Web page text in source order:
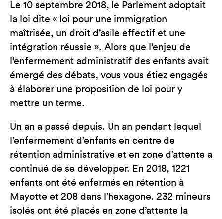
Le 10 septembre 2018, le Parlement adoptait
la loi dite « loi pour une immigration
maîtrisée, un droit d’asile effectif et une
intégration réussie ». Alors que l’enjeu de
l’enfermement administratif des enfants avait
émergé des débats, vous vous étiez engagés
à élaborer une proposition de loi pour y
mettre un terme.
Un an a passé depuis. Un an pendant lequel
l’enfermement d’enfants en centre de
rétention administrative et en zone d’attente a
continué de se développer. En 2018, 1221
enfants ont été enfermés en rétention à
Mayotte et 208 dans l’hexagone. 232 mineurs
isolés ont été placés en zone d’attente la